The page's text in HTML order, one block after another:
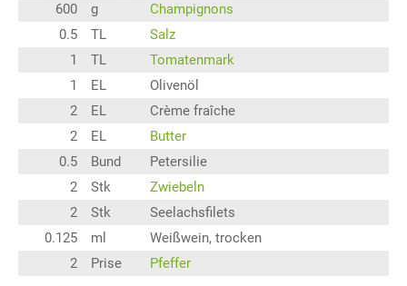
600 g
Champignons
0.5
TL
Salz
1
TL
Tomatenmark
1
EL
Olivenöl
2
EL
Crème fraîche
2
EL
Butter
0.5
Bund
Petersilie
2
Stk
Zwiebeln
2
Stk
Seelachsfilets
0.125
ml
Weißwein, trocken
2
Prise Pfeffer